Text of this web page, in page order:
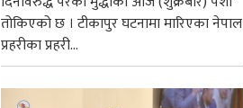
तोकिएको छ । टीकापुर घटनामा मारिएका नेपाल
प्रहरीका प्रहरी...